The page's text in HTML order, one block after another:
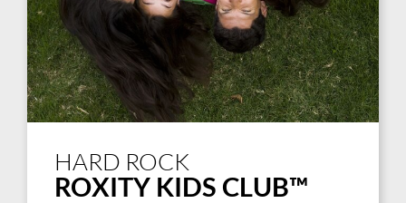
HARD ROCK
ROXITY KIDS CLUB™